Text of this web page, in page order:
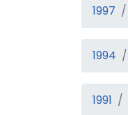
1997
1994
1991